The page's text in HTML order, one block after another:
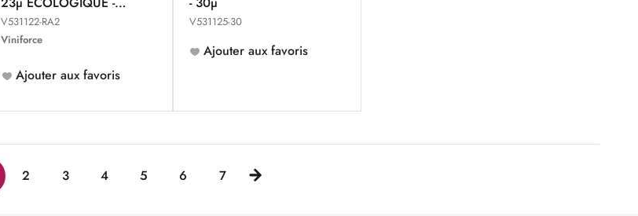
VINIFILM
V531122-RA2
Viniforce
Ajouter aux favoris
V531125-30
Ajouter aux favoris
2 3 4 5 6 7